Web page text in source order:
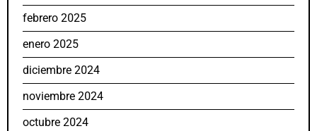
febrero 2025
enero 2025
diciembre 2024
noviembre 2024
octubre 2024